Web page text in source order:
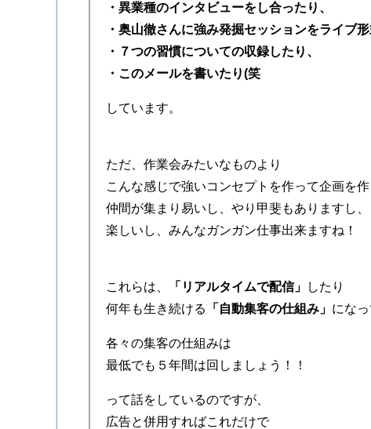
・異業種のインタビューをし合ったり、
・奥山徹さんに強み発掘セッションをライブ形
・７つの習慣についての収録したり、
・このメールを書いたり(笑
しています。
ただ、作業会みたいなものより
こんな感じで強いコンセプトを作って企画を
仲間が集まり易いし、やり甲斐もありますし、
楽しいし、みんなガンガン仕事出来ますね！
これらは、 「リアルタイムで配信」
したり
何年も生き続ける
「自動集客の仕組み」 になっ
各々の集客の仕組みは
最低でも５年間は回しましょう！！
って話をしているのですが、
広告と併用すればこれだけで